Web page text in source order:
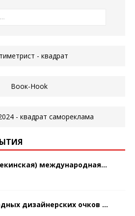
международная...
дизайнерских очков ...